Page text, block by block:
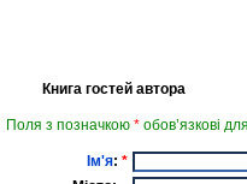
Книга гостей автора
Поля з позначкою * обов’язкові
Ім'я: *